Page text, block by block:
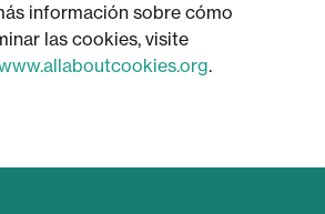
información sobre cómo
las cookies, visite
.